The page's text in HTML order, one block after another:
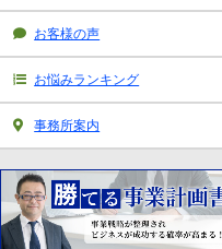
お客様の声
お悩みランキング
事務所案内